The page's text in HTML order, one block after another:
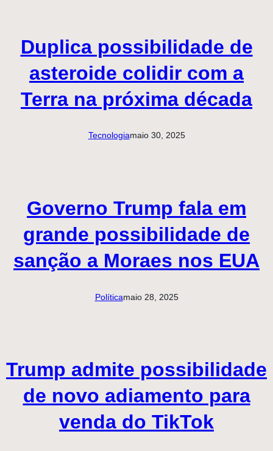
Duplica possibilidade de
asteroide colidir com a
Terra na próxima década
Tecnologiamaio 30, 2025
Governo Trump fala em
grande possibilidade de
sanção a Moraes nos EUA
Políticamaio 28, 2025
Trump admite possibilidade
de novo adiamento para
venda do TikTok